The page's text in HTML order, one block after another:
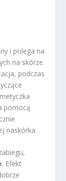
i polega na
na skórze.
podczas
pomocą
naskórka.
. Efekt